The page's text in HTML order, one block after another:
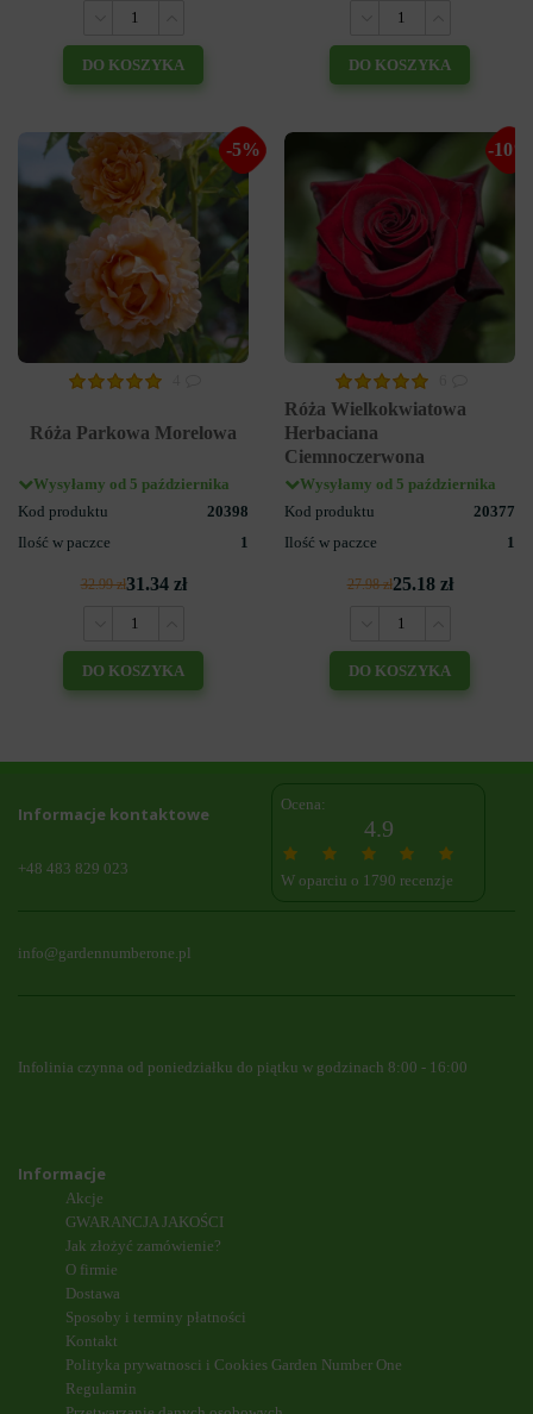
DO KOSZYKA DO KOSZYKA
-5%
Róża Parkowa Morelowa
Wysyłamy od 5 października
Kod produktu
20398
Ilość w paczce
1
32.99 zł31.34 zł
DO KOSZYKA
-10%
Róża Wielkokwiatowa
Herbaciana
Ciemnoczerwona
Wysyłamy od 5 października
Kod produktu
20377
Ilość w paczce
1
27.98 zł25.18 zł
DO KOSZYKA
Informacje kontaktowe
+48 483 829 023
Ocena:
4.9
W oparciu o 1790 recenzje
info@gardennumberone.pl
Infolinia czynna od poniedziałku do piątku w godzinach 8:00 - 16:00
Informacje
Akcje
GWARANCJA JAKOŚCI
Jak złożyć zamówienie?
O firmie
Dostawa
Sposoby i terminy płatności
Kontakt
Polityka prywatnosci i Cookies Garden Number One
Regulamin